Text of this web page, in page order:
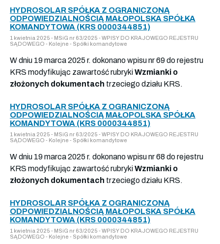
HYDROSOLAR SPÓŁKA Z OGRANICZONĄ
ODPOWIEDZIALNOŚCIĄ MAŁOPOLSKA SPÓŁKA
KOMANDYTOWA (KRS 0000344851)
1 kwietnia 2025 - MSiG nr 63/2025 - WPISY DO KRAJOWEGO REJESTRU
SĄDOWEGO - Kolejne - Spółki komandytowe
W dniu 19 marca 2025 r. dokonano wpisu nr 69 do rejestru
KRS modyfikując zawartość rubrykiWzmianki o
złożonych dokumentach trzeciego działu KRS.
HYDROSOLAR SPÓŁKA Z OGRANICZONĄ
ODPOWIEDZIALNOŚCIĄ MAŁOPOLSKA SPÓŁKA
KOMANDYTOWA (KRS 0000344851)
1 kwietnia 2025 - MSiG nr 63/2025 - WPISY DO KRAJOWEGO REJESTRU
SĄDOWEGO - Kolejne - Spółki komandytowe
W dniu 19 marca 2025 r. dokonano wpisu nr 68 do rejestru
KRS modyfikując zawartość rubrykiWzmianki o
złożonych dokumentach trzeciego działu KRS.
HYDROSOLAR SPÓŁKA Z OGRANICZONĄ
ODPOWIEDZIALNOŚCIĄ MAŁOPOLSKA SPÓŁKA
KOMANDYTOWA (KRS 0000344851)
1 kwietnia 2025 - MSiG nr 63/2025 - WPISY DO KRAJOWEGO REJESTRU
SĄDOWEGO - Kolejne - Spółki komandytowe